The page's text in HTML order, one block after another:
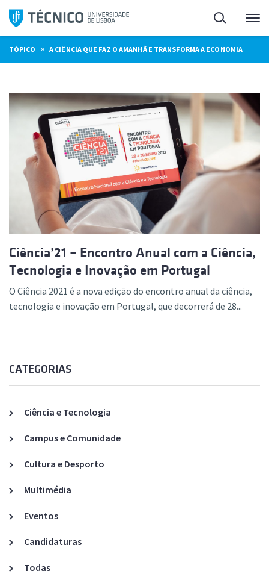
Saltar
para
o
conteúdo
Pesquisa
TÓPICO » A CIÊNCIA QUE FAZ O AMANHÃ E TRANSFORMA A ECONOMIA
Ciência’21 – Encontro Anual com a Ciência,
Tecnologia e Inovação em Portugal
O Ciência 2021 é a nova edição do encontro anual da ciência,
tecnologia e inovação em Portugal, que decorrerá de 28...
CATEGORIAS
Ciência e Tecnologia
Campus e Comunidade
Cultura e Desporto
Multimédia
Eventos
Candidaturas
Todas